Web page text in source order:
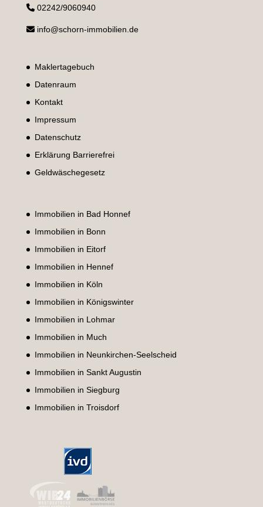
02242/9060940
info@schorn-immobilien.de
Maklertagebuch
Datenraum
Kontakt
Impressum
Datenschutz
Erklärung Barrierefrei
Geldwäschegesetz
Immobilien in Bad Honnef
Immobilien in Bonn
Immobilien in Eitorf
Immobilien in Hennef
Immobilien in Köln
Immobilien in Königswinter
Immobilien in Lohmar
Immobilien in Much
Immobilien in Neunkirchen-Seelscheid
Immobilien in Sankt Augustin
Immobilien in Siegburg
Immobilien in Troisdorf